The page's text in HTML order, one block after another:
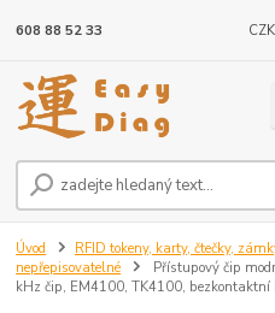
608 88 52 33
Úvod RFID tokeny, karty, čtečky,
nepřepisovatelné
Přístupový čip
kHz čip, EM4100, TK4100,